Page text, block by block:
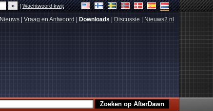
|Wachtwoord kwijt
Nieuws Vraag en Antwoord Downloads Discussie Nieuws2.nl